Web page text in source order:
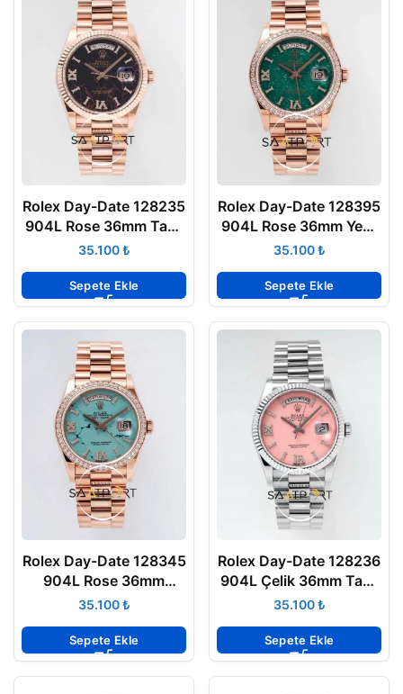
Rolex Day-Date 128235
904L Rose 36mm Taşlı
Eisenkiesel Kadran
₺
Sepete Ekle
Rolex Day-Date 128395
904L Rose 36mm Yeşil
Aventurin Kadran 3255
₺
Sepete Ekle
Rolex Day-Date 128345
904L Rose 36mm
Turkuaz Taşlı Bezel
₺
Sepete Ekle
Rolex Day-Date 128236
904L Çelik 36mm Taşlı
Pembe Kadran 3255
₺
Sepete Ekle